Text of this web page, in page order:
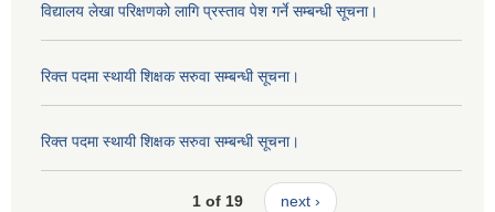
विद्यालय लेखा परिक्षणको लागि प्रस्ताव पेश गर्ने सम्बन्धी सूचना।
रिक्त पदमा स्थायी शिक्षक सरुवा सम्बन्धी सूचना।
रिक्त पदमा स्थायी शिक्षक सरुवा सम्बन्धी सूचना।
1 of 19 next ›